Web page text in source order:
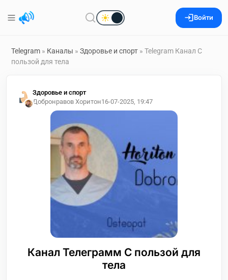
Войти
Telegram » Каналы » Здоровье и спорт » Telegram Канал С
пользой для тела
Здоровье и спорт
Добронравов Хоритон16-07-2025, 19:47
Канал Телеграмм С пользой для
тела